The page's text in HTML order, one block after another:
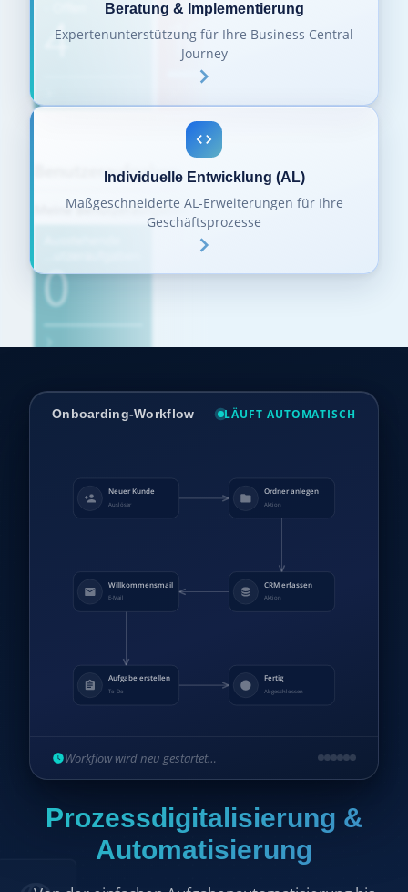
Beratung & Implementierung
Expertenunterstützung für Ihre Business Central
Journey
Individuelle Entwicklung (AL)
Maßgeschneiderte AL-Erweiterungen für Ihre
Geschäftsprozesse
Prozessdigitalisierung &
Automatisierung
Onboarding-Workflow LÄUFT AUTOMATISCH
Neuer Kunde
Auslöser
Ordner anlegen
Aktion
CRM erfassen
Aktion
Willkommensmail
E-Mail
Aufgabe erstellen
To-Do
Fertig
Abgeschlossen
Workflow wird neu gestartet…